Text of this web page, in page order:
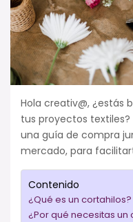
Hola creativ@, ¿estás
tus proyectos
una guía de compra
mercado, para
Contenido
¿Qué es un cortahilos?
¿Por qué necesitas un